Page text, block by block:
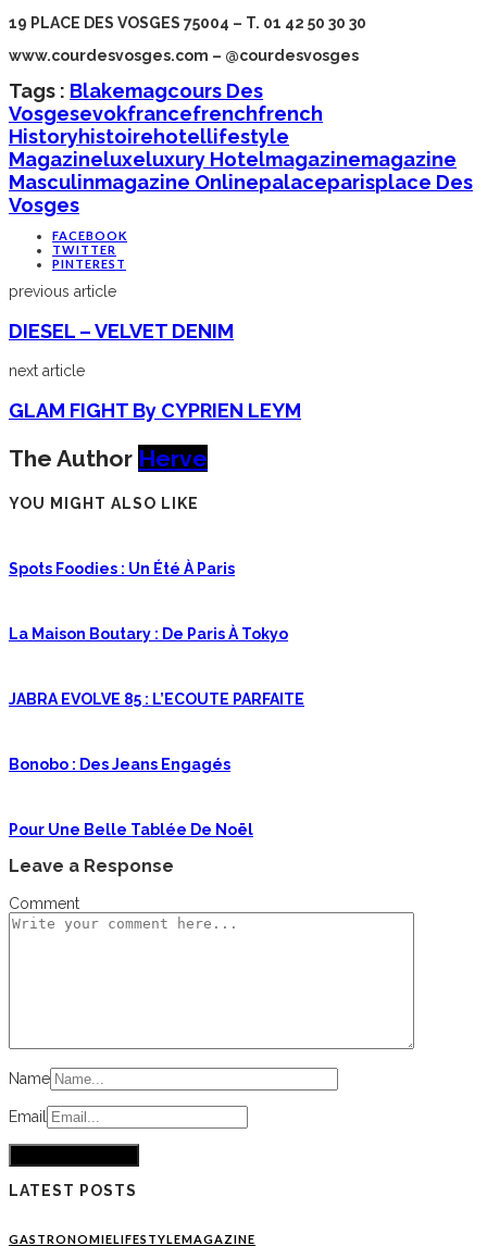
19 PLACE DES VOSGES 75004 – T. 01 42 50 30 30
www.courdesvosges.com – @courdesvosges
Tags : BlakemagCours Des
VosgesEvokFranceFrenchFrench
HistoryHistoireHotelLifestyle
MagazineLuxeLuxury HotelMagazineMagazine
MasculinMagazine OnlinePalaceParisPlace Des
Vosges
FACEBOOK
TWITTER
PINTEREST
previous article
DIESEL – VELVET DENIM
next article
GLAM FIGHT By CYPRIEN LEYM
The Author Herve
YOU MIGHT ALSO LIKE
Spots Foodies : Un Été À Paris
La Maison Boutary : De Paris À Tokyo
JABRA EVOLVE 85 : L’ECOUTE PARFAITE
Bonobo : Des Jeans Engagés
Pour Une Belle Tablée De Noël
Leave a Response
Comment
Name
Email
LATEST POSTS
GASTRONOMIELIFESTYLEMAGAZINE